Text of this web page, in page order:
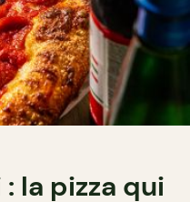
la pizza qui